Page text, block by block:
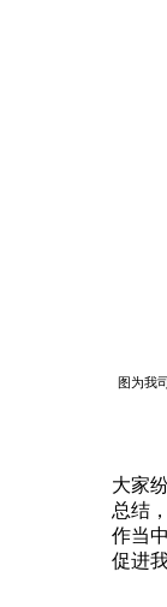
图为我
大家
总结
作当
促进